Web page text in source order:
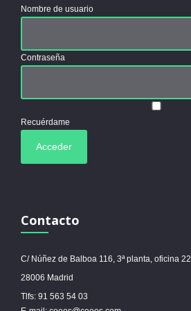
Nombre de usuario
Contraseña
Recuérdame
Contacto
C/ Núñez de Balboa 116, 3ª planta, oficina 22
28006 Madrid
Tlfs: 91 563 54 03